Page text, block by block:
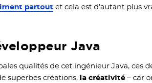
partout et cela est d’autant plus
Java
qualités de cet ingénieur Java, ces
superbes créations, la créativité – car